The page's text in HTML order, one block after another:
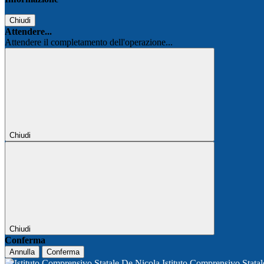
Chiudi
Attendere...
Attendere il completamento dell'operazione...
Chiudi
Chiudi
Conferma
Annulla Conferma